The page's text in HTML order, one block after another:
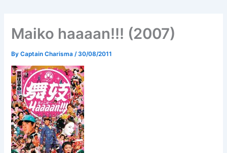
Maiko haaaan!!! (2007)
ByCaptain Charisma /30/08/2011